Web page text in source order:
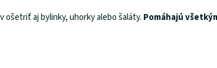
ošetriť aj bylinky, uhorky alebo šaláty. Pomáhajú